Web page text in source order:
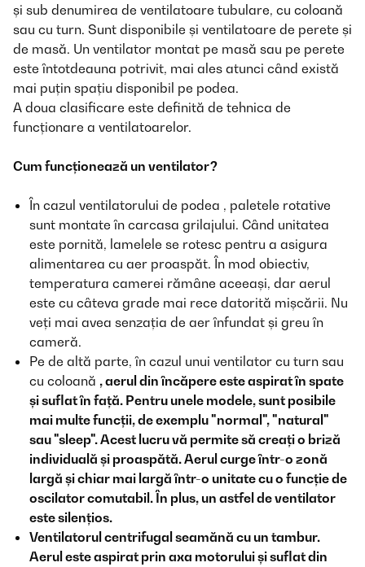
și sub denumirea de ventilatoare tubulare, cu coloană
sau cu turn. Sunt disponibile și ventilatoare de perete și
de masă. Un ventilator montat pe masă sau pe perete
este întotdeauna potrivit, mai ales atunci când există
mai puțin spațiu disponibil pe podea.
A doua clasificare este definită de tehnica de
funcționare a ventilatoarelor.
Cum funcționează un ventilator?
În cazul ventilatorului de podea , paletele rotative
sunt montate în carcasa grilajului. Când unitatea
este pornită, lamelele se rotesc pentru a asigura
alimentarea cu aer proaspăt. În mod obiectiv,
temperatura camerei rămâne aceeași, dar aerul
este cu câteva grade mai rece datorită mișcării. Nu
veți mai avea senzația de aer înfundat și greu în
cameră.
Pe de altă parte, în cazul unui ventilator cu turn sau
cu coloană , aerul din încăpere este aspirat în spate
și suflat în față. Pentru unele modele, sunt posibile
mai multe funcții, de exemplu "normal", "natural"
sau "sleep". Acest lucru vă permite să creați o briză
individuală și proaspătă. Aerul curge într-o zonă
largă și chiar mai largă într-o unitate cu o funcție de
oscilator comutabil. În plus, un astfel de ventilator
este silențios.
Ventilatorul centrifugal seamănă cu un tambur.
Aerul este aspirat prin axa motorului și suflat din